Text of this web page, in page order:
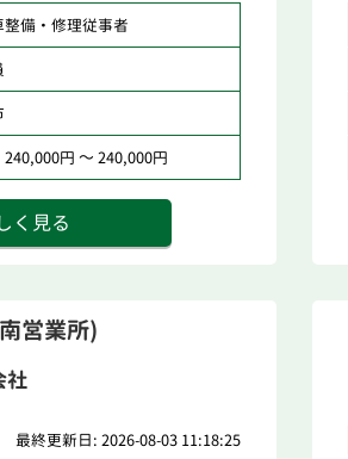
整備・修理従事者
円 ～ 240,000円
く見る
営業所)
社
最終更新日: 2026-08-03 11:18:25